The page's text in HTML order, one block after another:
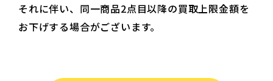
それに伴い、同一商品2点目以降の買取上限金額を
お下げする場合がございます。